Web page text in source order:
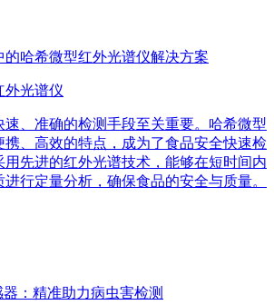
哈希微型红外光谱仪解决方案
外光谱仪
、准确的检测手段至关重要。哈希微型
、高效的特点，成为了食品安全快速检
先进的红外光谱技术，能够在短时间内
行定量分析，确保食品的安全与质量。
：精准助力病虫害检测